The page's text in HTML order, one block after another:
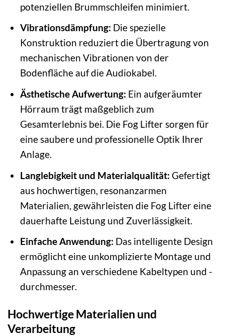
potenziellen Brummschleifen minimiert.
Vibrationsdämpfung: Die spezielle
Konstruktion reduziert die Übertragung von
mechanischen Vibrationen von der
Bodenfläche auf die Audiokabel.
Ästhetische Aufwertung: Ein aufgeräumter
Hörraum trägt maßgeblich zum
Gesamterlebnis bei. Die Fog Lifter sorgen für
eine saubere und professionelle Optik Ihrer
Anlage.
Langlebigkeit und Materialqualität: Gefertigt
aus hochwertigen, resonanzarmen
Materialien, gewährleisten die Fog Lifter eine
dauerhafte Leistung und Zuverlässigkeit.
Einfache Anwendung: Das intelligente Design
ermöglicht eine unkomplizierte Montage und
Anpassung an verschiedene Kabeltypen und -
durchmesser.
Hochwertige Materialien und
Verarbeitung